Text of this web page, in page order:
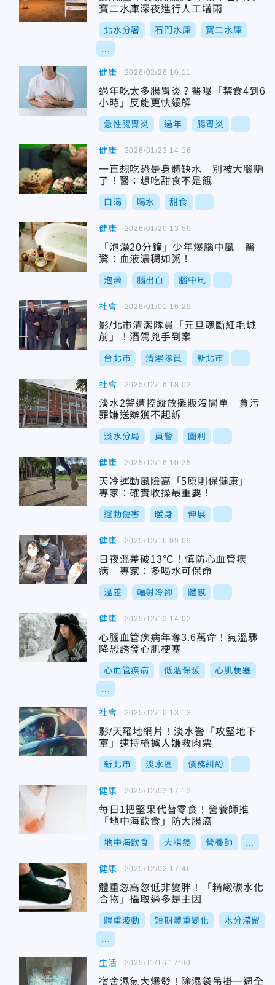
寶二水庫深夜進行人工增雨
北水分署 石門水庫 寶二水庫
健康
過年吃太多腸胃炎？醫曝「禁食4到6
小時」反能更快緩解
急性腸胃炎 過年 腸胃炎
2026/02/26 10:11
健康
一直想吃恐是身體缺水 別被大腦騙
了！醫：想吃甜食不是餓
口渴 喝水 甜食
2026/01/23 14:16
健康
「泡澡20分鐘」少年爆腦中風 醫
驚：血液濃稠如粥！
泡澡 腦出血 腦中風
2026/01/20 13:59
社會
影/北市清潔隊員「元旦魂斷紅毛城
前」！酒駕兇手到案
台北市 清潔隊員 新北市
2026/01/01 16:29
社會
淡水2警遭控縱放攤販沒開單 貪污
罪嫌送辦獲不起訴
淡水分局 員警 圖利
2025/12/16 18:02
健康
天冷運動風險高「5原則保健康」
專家：確實收操最重要！
運動傷害 暖身 伸展
2025/12/16 10:35
健康
日夜溫差破13°C！慎防心血管疾
病 專家：多喝水可保命
溫差 輻射冷卻 體感
2025/12/16 09:09
健康
心腦血管疾病年奪3.6萬命！氣溫驟
降恐誘發心肌梗塞
心血管疾病 低溫保暖 心肌梗塞
2025/12/13 14:02
社會
影/天羅地網片！淡水警「攻堅地下
室」逮持槍擄人嫌救肉票
新北市 淡水區 債務糾紛
2025/12/10 13:13
健康
每日1把堅果代替零食！營養師推
「地中海飲食」防大腸癌
地中海飲食 大腸癌 營養師
2025/12/03 17:12
健康
體重忽高忽低非變胖！「精緻碳水化
合物」攝取過多是主因
體重波動 短期體重變化 水分滯留
2025/12/02 17:46
生活
宿舍濕氣大爆發！除濕袋吊掛一週全
2025/11/16 17:00